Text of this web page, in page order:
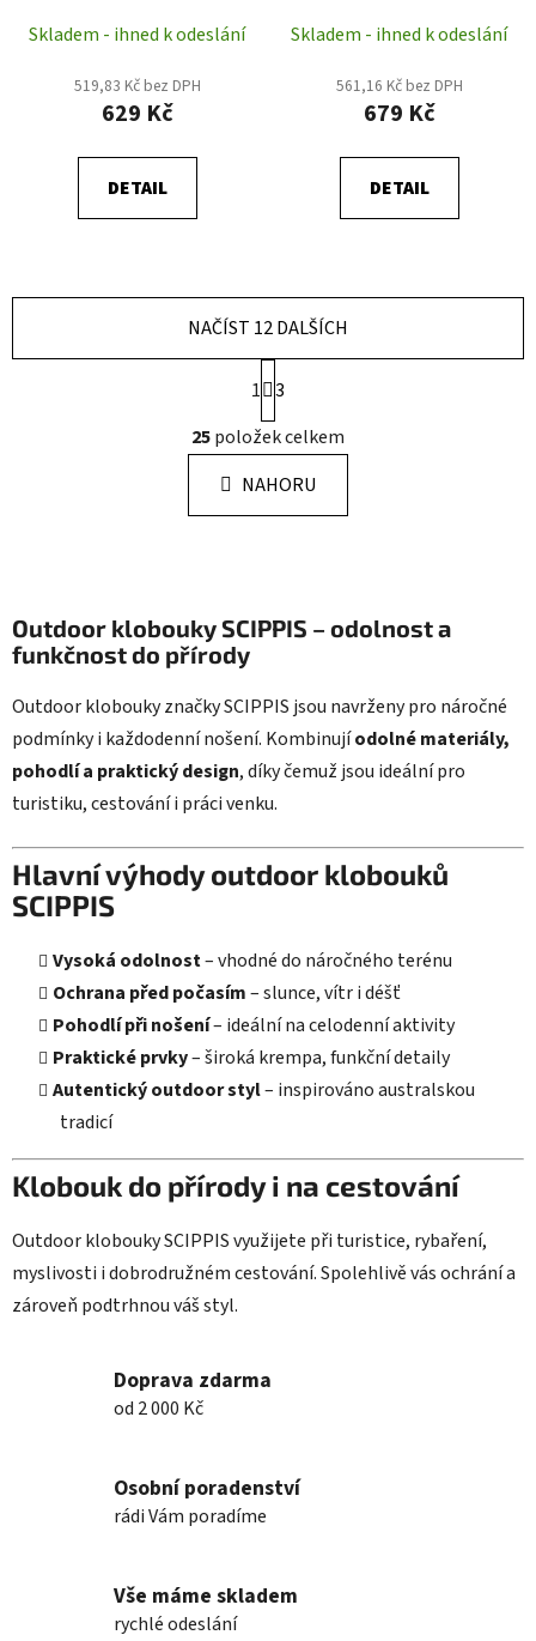
Skladem - ihned k odeslání
519,83 Kč bez DPH
629 Kč
DETAIL
Skladem - ihned k odeslání
561,16 Kč bez DPH
679 Kč
DETAIL
O
v
l
á
d
p
k
y
v
ý
p
i
s
u
NAČÍST 12 DALŠÍCH
S
t
r
á
n
k
1 3
25položek celkem
NAHORU
Outdoor klobouky SCIPPIS – odolnost a
funkčnost do přírody
Outdoor klobouky značky SCIPPIS jsou navrženy pro náročné
podmínky i každodenní nošení. Kombinujíodolné materiály,
pohodlí a praktický design, díky čemuž jsou ideální pro
turistiku, cestování i práci venku.
Hlavní výhody outdoor klobouků
SCIPPIS
Vysoká odolnost– vhodné do náročného terénu
Ochrana před počasím– slunce, vítr i déšť
Pohodlí při nošení– ideální na celodenní aktivity
Praktické prvky– široká krempa, funkční detaily
Autentický outdoor styl– inspirováno australskou
tradicí
Klobouk do přírody i na cestování
Outdoor klobouky SCIPPIS využijete při turistice, rybaření,
myslivosti i dobrodružném cestování. Spolehlivě vás ochrání a
zároveň podtrhnou váš styl.
Doprava zdarma
od 2 000 Kč
Osobní poradenství
rádi Vám poradíme
Vše máme skladem
rychlé odeslání